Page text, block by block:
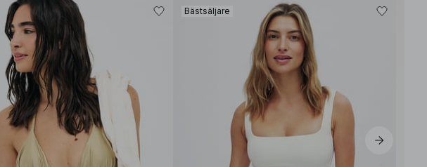
Bästsäljare